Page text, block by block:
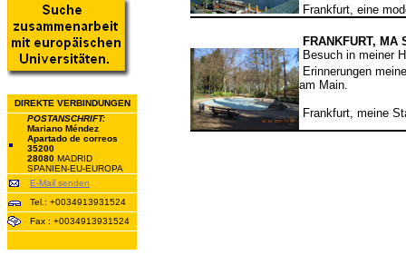
DIREKTE VERBINDUNGEN
POSTANSCHRIFT:
Mariano Méndez
Apartado de correos
35200
28080 MADRID
SPANIEN-EU-EUROPA
E-Mail senden
Tel.: +0034913931524
Fax : +0034913931524
Frankfurt, eine
FRANKFURT, MA
Besuch in meiner
Erinnerungen
am Main.
Frankfurt, meine